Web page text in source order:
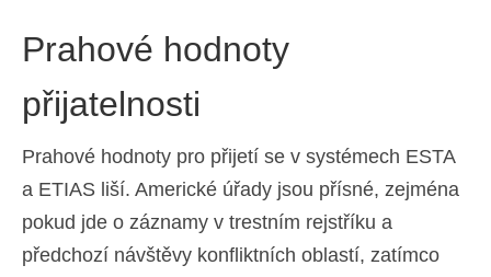
Prahové hodnoty
přijatelnosti
Prahové hodnoty pro přijetí se v systémech ESTA
a ETIAS liší. Americké úřady jsou přísné, zejména
pokud jde o záznamy v trestním rejstříku a
předchozí návštěvy konfliktních oblastí, zatímco